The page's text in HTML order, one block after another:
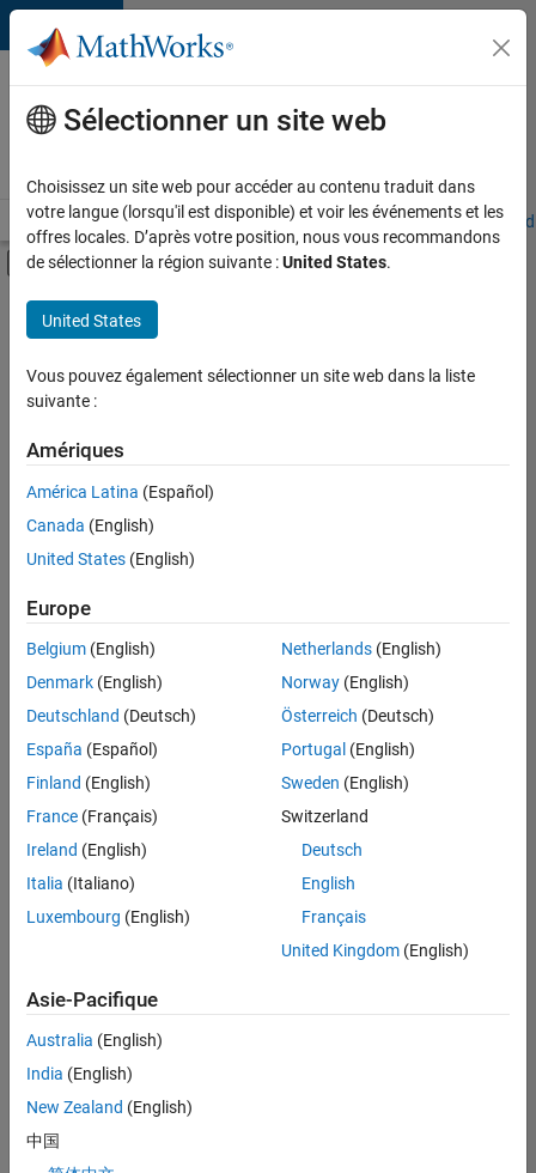
Passer au contenu
Votre
carrière
chez
Accueil Explorer nos opportunités Adresses de nos bureaux
Activer/désactiver l'affichage du menu
Contenu principal
FILTRER PAR
Programme destiné aux nouvelles carrières (EDG)
Applications et outils commerciaux
Développement de produits
Actuellement,
aucune
offre
d'emploi
correspondant
à vos
critères
de
recherche.
Vous
pouvez
élargir
votre
recherche
ou
afficher
l’ensemble
d'emploi.
malgré
tout
vous
trouvez
Sélectionner un site web
Choisissez un site web pour accéder au contenu traduit dans
votre langue (lorsqu'il est disponible) et voir les événements et les
offres locales. D’après votre position, nous vous recommandons
de sélectionner la région suivante :United States.
United States
Vous pouvez également sélectionner un site web dans la liste
suivante :
Amériques
América Latina (Español)
Canada (English)
United States (English)
Europe
Belgium (English)
Denmark (English)
Deutschland (Deutsch)
España (Español)
Finland (English)
France (Français)
Ireland (English)
Italia (Italiano)
Luxembourg (English)
Netherlands(English)
Norway(English)
Österreich (Deutsch)
Portugal (English)
Sweden (English)
Switzerland
Deutsch
English
Français
United Kingdom(English)
Asie-Pacifique
Australia (English)
India (English)
New Zealand (English)
中国